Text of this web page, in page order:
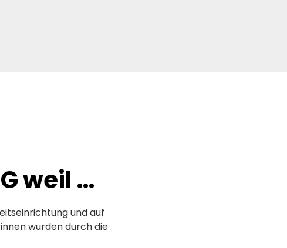
weil …
und auf
wurden durch die